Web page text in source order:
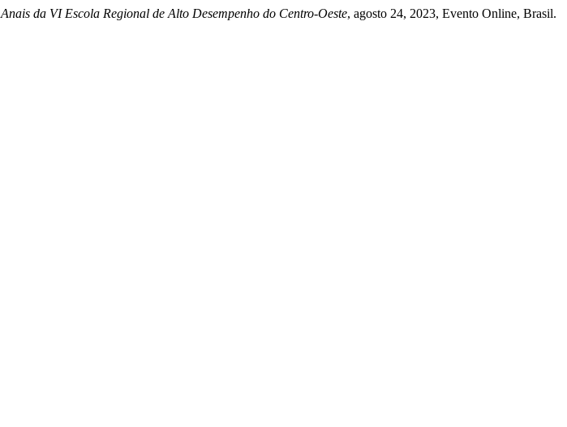
Anais da VI Escola Regional de Alto Desempenho do Centro-Oeste, agosto 24, 2023, Evento Online, Brasil.